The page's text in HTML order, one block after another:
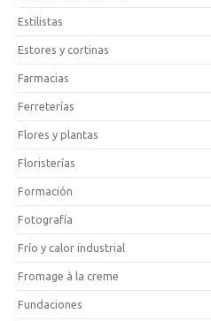
Estilistas
Estores y cortinas
Farmacias
Ferreterías
Flores y plantas
Floristerías
Formación
Fotografía
Frío y calor industrial
Fromage à la creme
Fundaciones